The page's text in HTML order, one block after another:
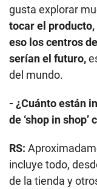
gusta explorar
tocar el
eso los centros
serían el futuro,
del mundo.
- ¿Cuánto están
de ‘shop in shop’
RS:
incluye todo,
de la tienda y